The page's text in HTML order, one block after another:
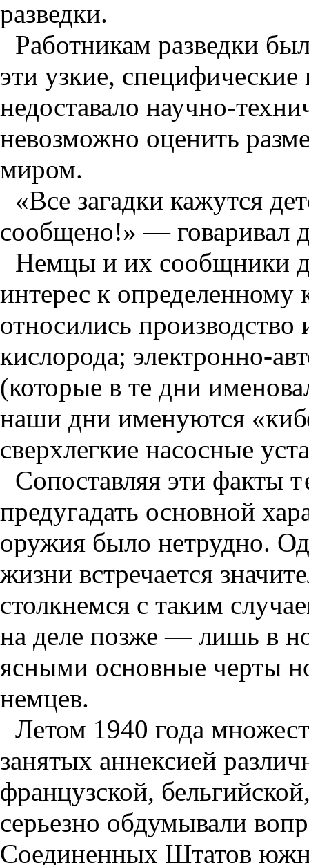
разведки.
Работникам разведки
эти узкие,
недоставало научно-
невозможно оценить
миром.
«Все загадки кажутся
сообщено!» — говаривал
Немцы и их сообщники
интерес к
относились
кислорода; электронно-
(которые в те дни
наши дни именуются
сверхлегкие насосные
Сопоставляя эти факты
предугадать основной
оружия было нетрудно.
жизни встречается
столкнемся с таким
на деле позже — лишь в
ясными основные черты
немцев.
Летом 1940 года
занятых аннексией
французской,
серьезно обдумывали
Соединенных Штатов